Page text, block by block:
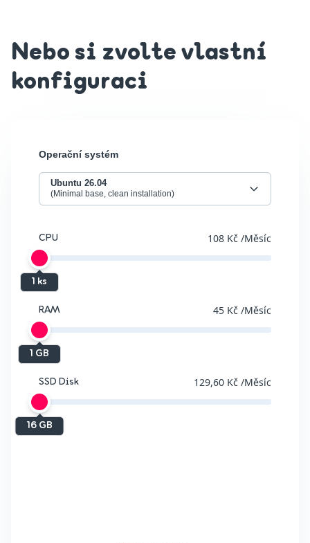
Nebo si zvolte vlastní
konfiguraci
Operační systém
Ubuntu 26.04
(Minimal base, clean installation)
CPU 108 Kč /Měsíc
1 ks
RAM 45 Kč /Měsíc
1 GB
SSD Disk 129,60 Kč /Měsíc
16 GB